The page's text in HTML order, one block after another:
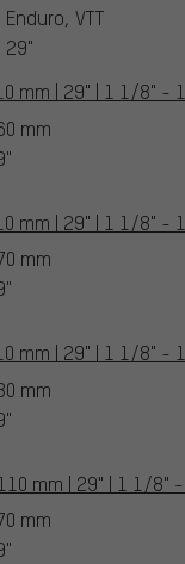
Enduro, VTT
29"
mm | 29" | 1 1/8" -
mm
mm | 29" | 1 1/8" -
mm
mm | 29" | 1 1/8" -
mm
mm | 29" | 1 1/8"
mm